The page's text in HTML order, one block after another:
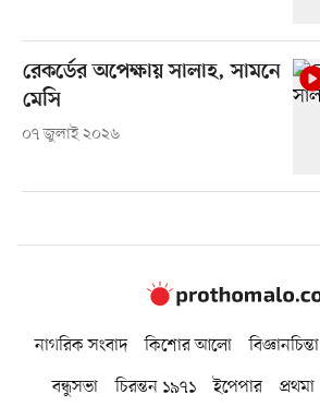
রেকর্ডের অপেক্ষায় সালাহ, সামনে
মেসি
০৭ জুলাই ২০২৬
নাগরিক সংবাদ কিশোর আলো বিজ্ঞানচিন্তা
বন্ধুসভা
চিরন্তন ১৯৭১ ইপেপার প্রথমা